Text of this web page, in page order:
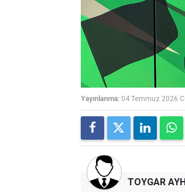
Yayınlanma: 04 Temmuz 2026
TOYGAR